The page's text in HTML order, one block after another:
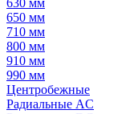
630 мм
650 мм
710 мм
800 мм
910 мм
990 мм
Центробежные
Радиальные AC